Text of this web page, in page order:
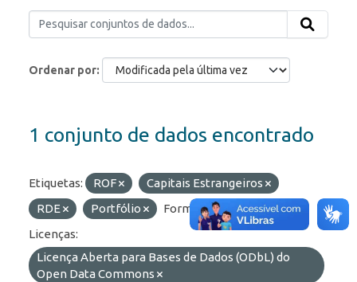
Ordenar por
1 conjunto de dados encontrado
Etiquetas: ROF
Capitais Estrangeiros
RDE
Portfólio Formatos:
HTML
Licenças:
Licença Aberta para Bases de Dados (ODbL) do
Open Data Commons